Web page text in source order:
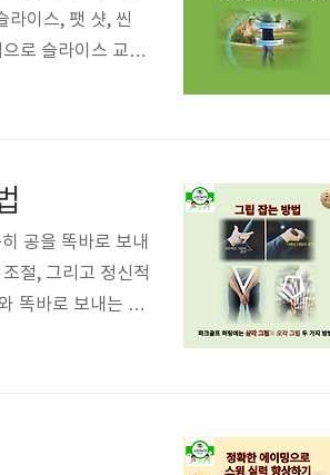
라이스, 팻 샷, 씬
로 슬라이스 교정
하는 기술파크골
공을 똑바로 보내
절, 그리고 정신적
똑바로 보내는 기
장 중요한 기술 중